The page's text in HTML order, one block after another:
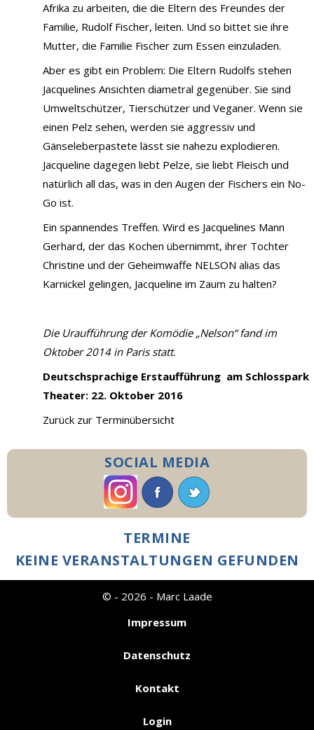
Afrika zu arbeiten, die die Eltern des Freundes der
Familie, Rudolf Fischer, leiten. Und so bittet sie ihre
Mutter, die Familie Fischer zum Essen einzuladen.
Aber es gibt ein Problem: Die Eltern Rudolfs stehen
Jacquelines Ansichten diametral gegenüber. Sie sind
Umweltschützer, Tierschützer und Veganer. Wenn sie
einen Pelz sehen, werden sie aggressiv und
Gänseleberpastete lässt sie nahezu explodieren.
Jacqueline dagegen liebt Pelze, sie liebt Fleisch und
natürlich all das, was in den Augen der Fischers ein No-
Go ist.
Ein spannendes Treffen. Wird es Jacquelines Mann
Gerhard, der das Kochen übernimmt, ihrer Tochter
Christine und der Geheimwaffe NELSON alias das
Karnickel gelingen, Jacqueline im Zaum zu halten?
Die Uraufführung der Komödie „Nelson“ fand im
Oktober 2014 in Paris statt.
Deutschsprachige Erstaufführung am Schlosspark
Theater: 22. Oktober 2016
Zurück zur Terminübersicht
SOCIAL MEDIA
TERMINE
KEINE VERANSTALTUNGEN GEFUNDEN
© - 2026 - Marc Laade
Impressum
Datenschutz
Kontakt
Login